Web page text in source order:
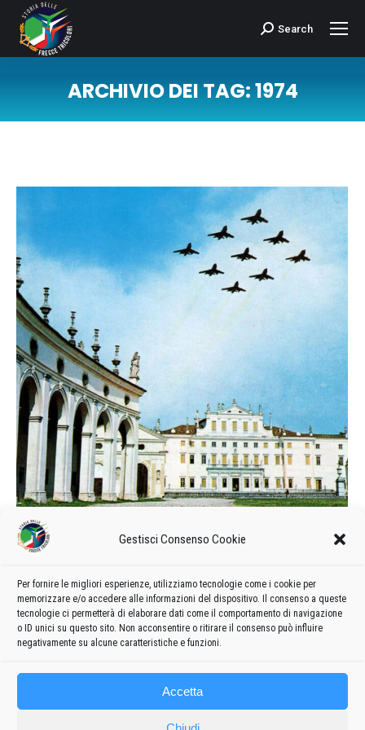
Gestisci Consenso Cookie
Per fornire le migliori esperienze, utilizziamo tecnologie come i cookie per
memorizzare e/o accedere alle informazioni del dispositivo. Il consenso a queste
tecnologie ci permetterà di elaborare dati come il comportamento di navigazione
o ID unici su questo sito. Non acconsentire o ritirare il consenso può influire
negativamente su alcune caratteristiche e funzioni.
Accetta
Cerca:Search
ARCHIVIO DEI TAG:1974
Pieghevole delle Frecce Tricolori
1974 Diadmin8235 19 Ottobre 2023 Lascia un commento
Pieghevole della Pattuglia Acrobatica Nazionale del 1974